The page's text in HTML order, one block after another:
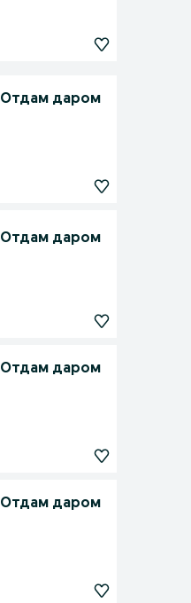
Отдам даром
Отдам даром
Отдам даром
Отдам даром